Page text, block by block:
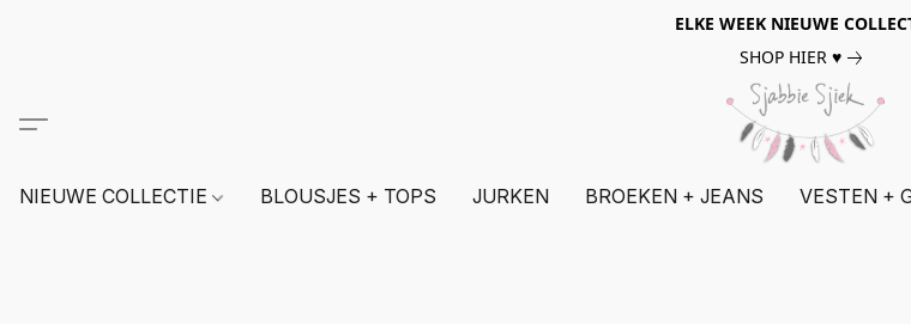
ELKE WEEK NIEUWE
SHOP HIER ♥
NIEUWE COLLECTIE BLOUSJES + TOPS JURKEN BROEKEN + JEANS VESTEN +